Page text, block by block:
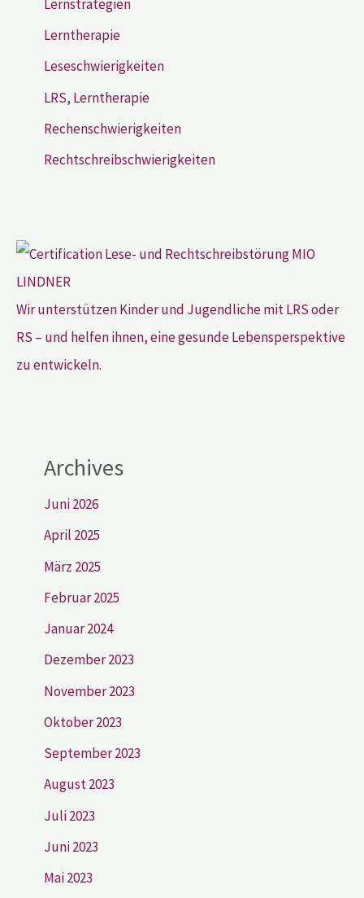
Lernstrategien
Lerntherapie
Leseschwierigkeiten
LRS, Lerntherapie
Rechenschwierigkeiten
Rechtschreibschwierigkeiten
Wir unterstützen Kinder und Jugendliche mit LRS oder
RS – und helfen ihnen, eine gesunde Lebensperspektive
zu entwickeln.
Archives
Juni 2026
April 2025
März 2025
Februar 2025
Januar 2024
Dezember 2023
November 2023
Oktober 2023
September 2023
August 2023
Juli 2023
Juni 2023
Mai 2023